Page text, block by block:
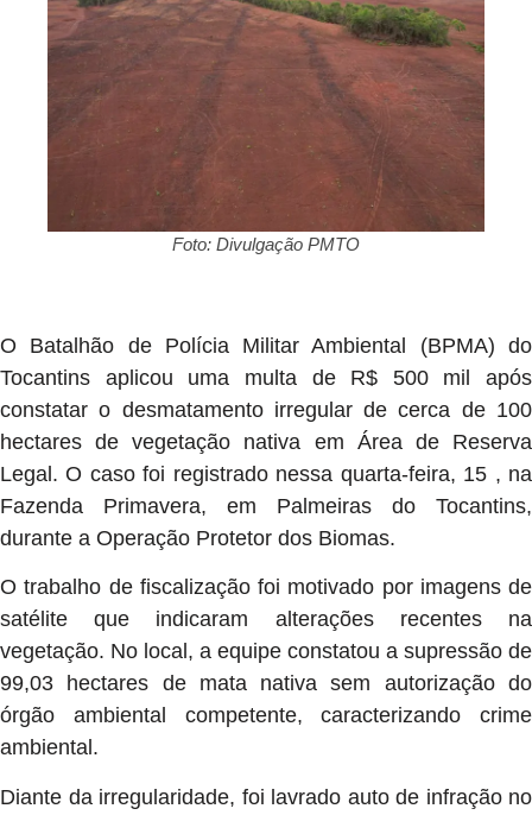
Foto: Divulgação PMTO
O Batalhão de Polícia Militar Ambiental (BPMA) do
Tocantins aplicou uma multa de R$ 500 mil após
constatar o desmatamento irregular de cerca de 100
hectares de vegetação nativa em Área de Reserva
Legal. O caso foi registrado nessa quarta-feira, 15 , na
Fazenda Primavera, em Palmeiras do Tocantins,
durante a Operação Protetor dos Biomas.
O trabalho de fiscalização foi motivado por imagens de
satélite que indicaram alterações recentes na
vegetação. No local, a equipe constatou a supressão de
99,03 hectares de mata nativa sem autorização do
órgão ambiental competente, caracterizando crime
ambiental.
Diante da irregularidade, foi lavrado auto de infração no